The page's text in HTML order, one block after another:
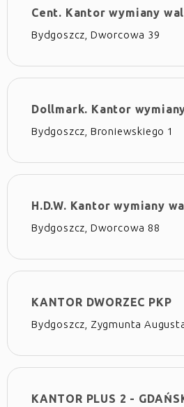
Cent. Kantor wymiany
Bydgoszcz, Dworcowa 39
Dollmark. Kantor
Bydgoszcz, Broniewskiego 1
H.D.W. Kantor wymiany
Bydgoszcz, Dworcowa 88
KANTOR DWORZEC PKP
Bydgoszcz, Zygmunta
KANTOR PLUS 2 -